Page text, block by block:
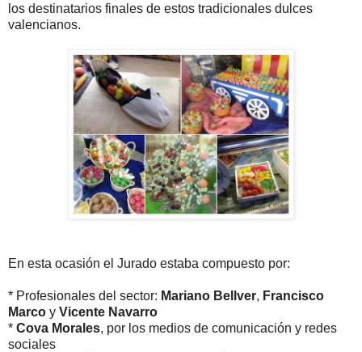
los destinatarios finales de estos tradicionales dulces
valencianos.
En esta ocasión el Jurado estaba compuesto por:
* Profesionales del sector: Mariano Bellver, Francisco
Marco y Vicente Navarro
* Cova Morales, por los medios de comunicación y redes
sociales